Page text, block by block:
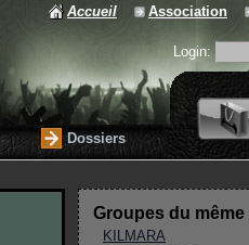
Accueil Association
Login:
Dossiers
Groupes du même
KILMARA